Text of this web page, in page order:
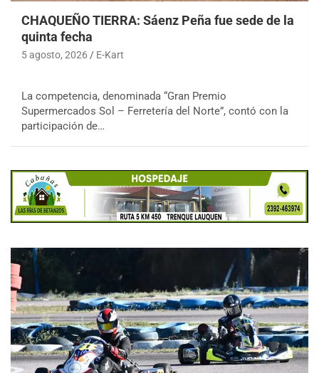
CHAQUEÑO TIERRA: Sáenz Peña fue sede de la
quinta fecha
5 agosto, 2026 E-Kart
La competencia, denominada “Gran Premio
Supermercados Sol – Ferretería del Norte”, contó con la
participación de…